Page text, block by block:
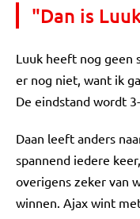
"Dan is
Luuk heeft nog geen
er nog niet, want ik
De eindstand wordt
Daan leeft anders
spannend iedere
overigens zeker van
winnen. Ajax wint